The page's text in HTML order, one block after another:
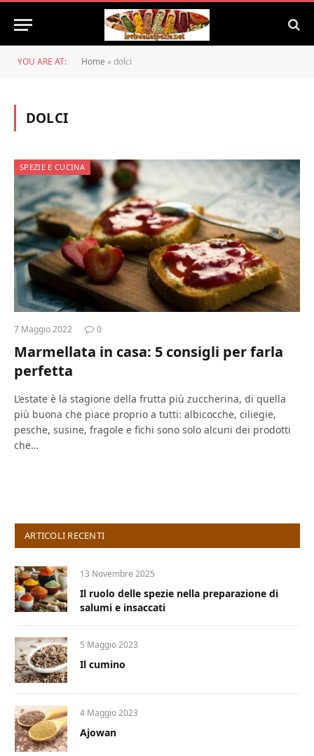
YOU ARE AT: Home »dolci
DOLCI
SPEZIE E CUCINA
7 Maggio 2022 0
Marmellata in casa: 5 consigli per farla
perfetta
L’estate è la stagione della frutta più zuccherina, di quella
più buona che piace proprio a tutti: albicocche, ciliegie,
pesche, susine, fragole e fichi sono solo alcuni dei prodotti
che…
ARTICOLI RECENTI
13 Novembre 2025
Il ruolo delle spezie nella preparazione di
salumi e insaccati
5 Maggio 2023
Il cumino
4 Maggio 2023
Ajowan